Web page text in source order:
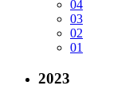
04
03
02
01
2023